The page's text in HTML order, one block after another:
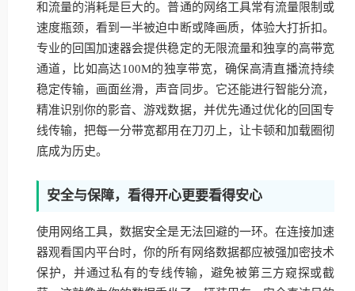
和流量的消耗是巨大的。普通的网络工具常有流量限制或
速度瓶颈，看到一半被迫中断或降画质，体验大打折扣。
专业的回国加速器会提供稳定的无限流量和独享的高带宽
通道，比如高达100M的独享带宽，确保高清直播流持续
稳定传输，画面丝滑，声音同步。它还能进行智能分流，
精准识别你的影音、游戏数据，并优先通过优化的回国专
线传输，把每一分带宽都用在刀刃上，让卡顿和加载圈彻
底成为历史。
安全与保障，看得开心更要看得安心
使用网络工具，数据安全是无法回避的一环。在连接加速
器观看国内平台时，你的所有网络数据都应被强加密技术
保护，并通过私有的专线传输，避免被第三方窥探或截